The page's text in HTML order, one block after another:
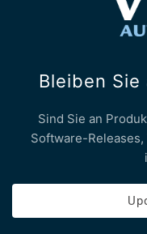
Bleiben
Sind Sie an
Software-